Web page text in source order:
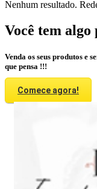
Nenhum resultado.
Você tem
Venda os seus produtos e
que pensa !!!
Comece agora!